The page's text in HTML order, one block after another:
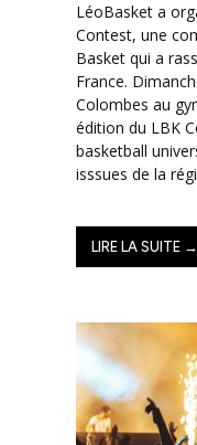
LéoBasket a
Contest, une
Basket qui a
France.
Colombes au
édition du LBK
basketball
isssues de la
LIRE LA SUITE →